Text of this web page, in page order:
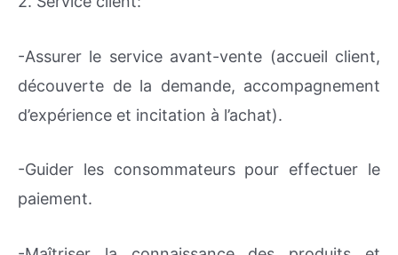
-Assurer le service avant-vente (accueil client,
découverte de la demande, accompagnement
d’expérience et incitation à l’achat).
-Guider les consommateurs pour effectuer le
paiement.